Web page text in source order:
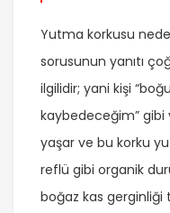
Yutma korkusu
sorusunun yanıtı
ilgilidir; yani kişi
kaybedeceğim” gibi
yaşar ve bu korku
reflü gibi organik
boğaz kas